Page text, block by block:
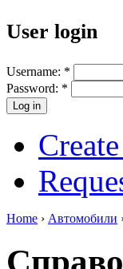
User login
Username: *
Password: *
Home › Автомобили